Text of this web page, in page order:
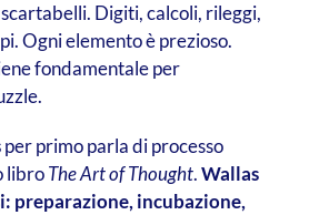
Digiti, calcoli, rileggi,
Ogni elemento è prezioso.
fondamentale per
per primo parla di processo
libroThe Art of Thought.Wallas
preparazione, incubazione,